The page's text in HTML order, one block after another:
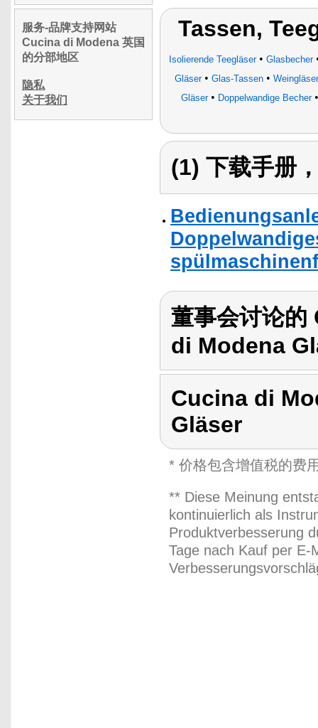
服务-品牌支持网站
Cucina di Modena 英国
的分部地区
隐私
关于我们
Tassen,
Isolierende Teegläser• Glasbecher
Gläser• Glas-Tassen • Weingläser
Gläser• Doppelwandige Becher
(1) 下载手册
董事会讨论
di Modena
Cucina di
Gläser
* 价格包含增值税的费
** Diese Meinung
kontinuierlich als
Produktverbesserung
Tage nach Kauf per E-